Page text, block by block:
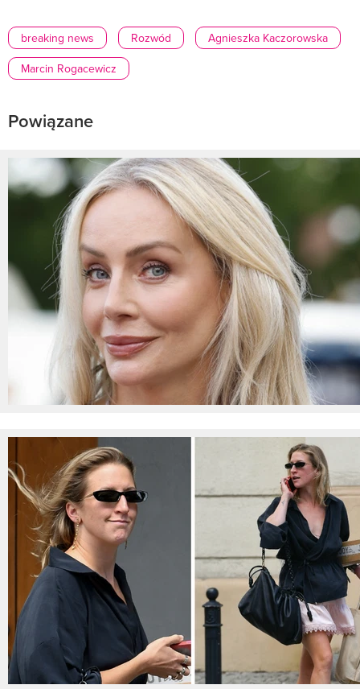
breaking news Rozwód
Agnieszka Kaczorowska
Marcin Rogacewicz
Powiązane